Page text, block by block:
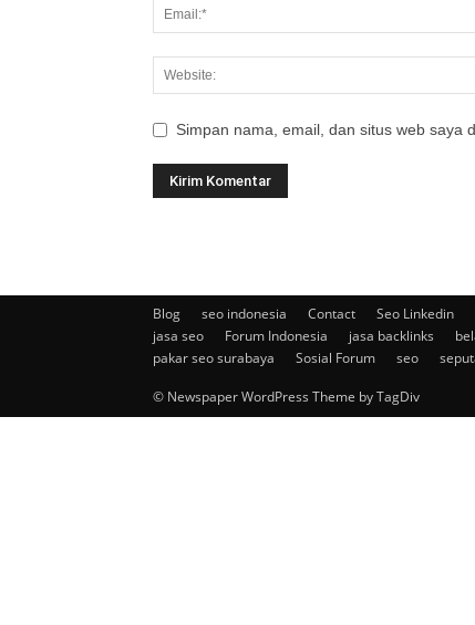
Simpan nama, email, dan situs web saya
Blog seo indonesia Contact Seo Linkedin
jasa seo
Forum Indonesia jasa backlinks
pakar seo surabaya
Sosial Forum seo
© Newspaper WordPress Theme by TagDiv